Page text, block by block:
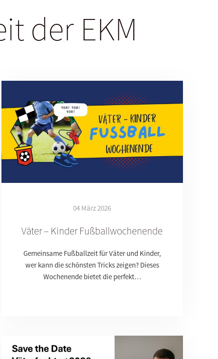
der EKM
04 März 2026
Väter – Kinder Fußballwochenende
Gemeinsame Fußballzeit für Väter und Kinder,
wer kann die schönsten Tricks zeigen? Dieses
Wochenende bietet die perfekt…